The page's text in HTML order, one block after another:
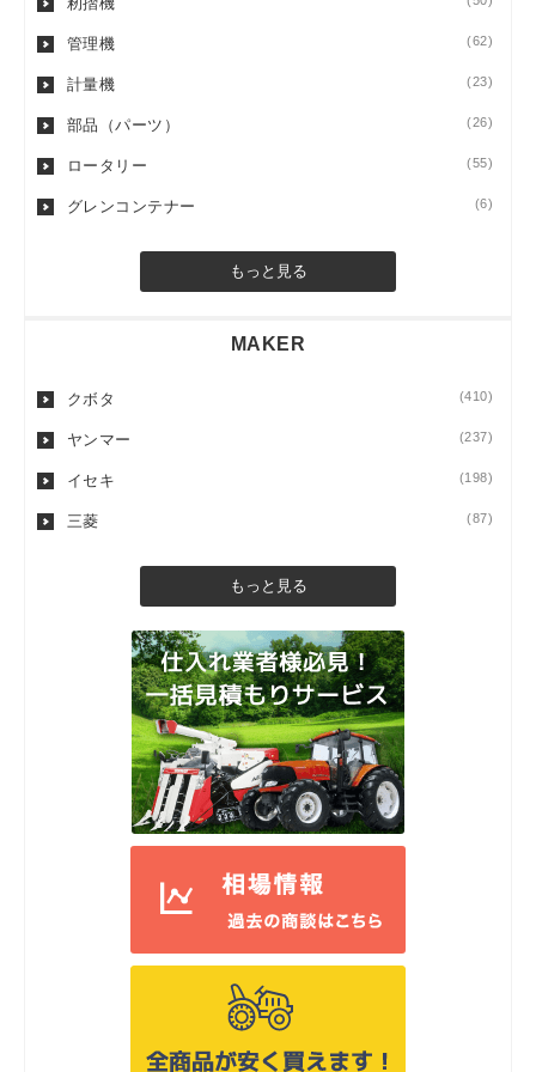
管理機 (62)
計量機 (23)
部品（パーツ） (26)
ロータリー (55)
グレンコンテナー (6)
もっと見る
MAKER
クボタ (410)
ヤンマー (237)
イセキ (198)
三菱 (87)
もっと見る